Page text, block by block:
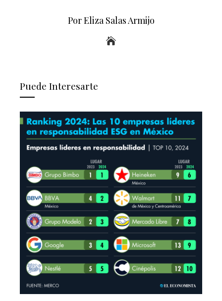
Por Eliza Salas Armijo
Puede Interesarte